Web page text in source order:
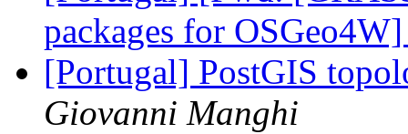
packages for
[Portugal] PostGIS
Giovanni Manghi